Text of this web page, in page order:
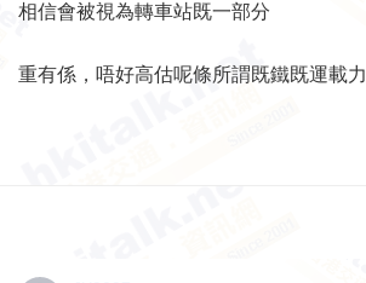
相信會被視為轉車站既一部分
重有係，唔好高估呢條所謂既鐵既運載力